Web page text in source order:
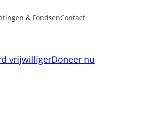
& FondsenContact
vrijwilligerDoneer nu